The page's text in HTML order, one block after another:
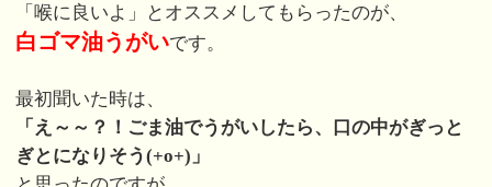
「喉に良いよ」とオススメしてもらったのが、
白ゴマ油うがいです。
最初聞いた時は、
「え～～？！ごま油でうがいしたら、口の中がぎっと
ぎとになりそう(+o+)」